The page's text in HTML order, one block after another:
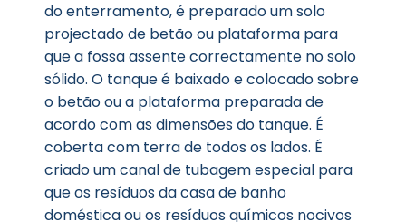
do enterramento, é preparado um solo
projectado de betão ou plataforma para
que a fossa assente correctamente no solo
sólido. O tanque é baixado e colocado sobre
o betão ou a plataforma preparada de
acordo com as dimensões do tanque. É
coberta com terra de todos os lados. É
criado um canal de tubagem especial para
que os resíduos da casa de banho
doméstica ou os resíduos químicos nocivos